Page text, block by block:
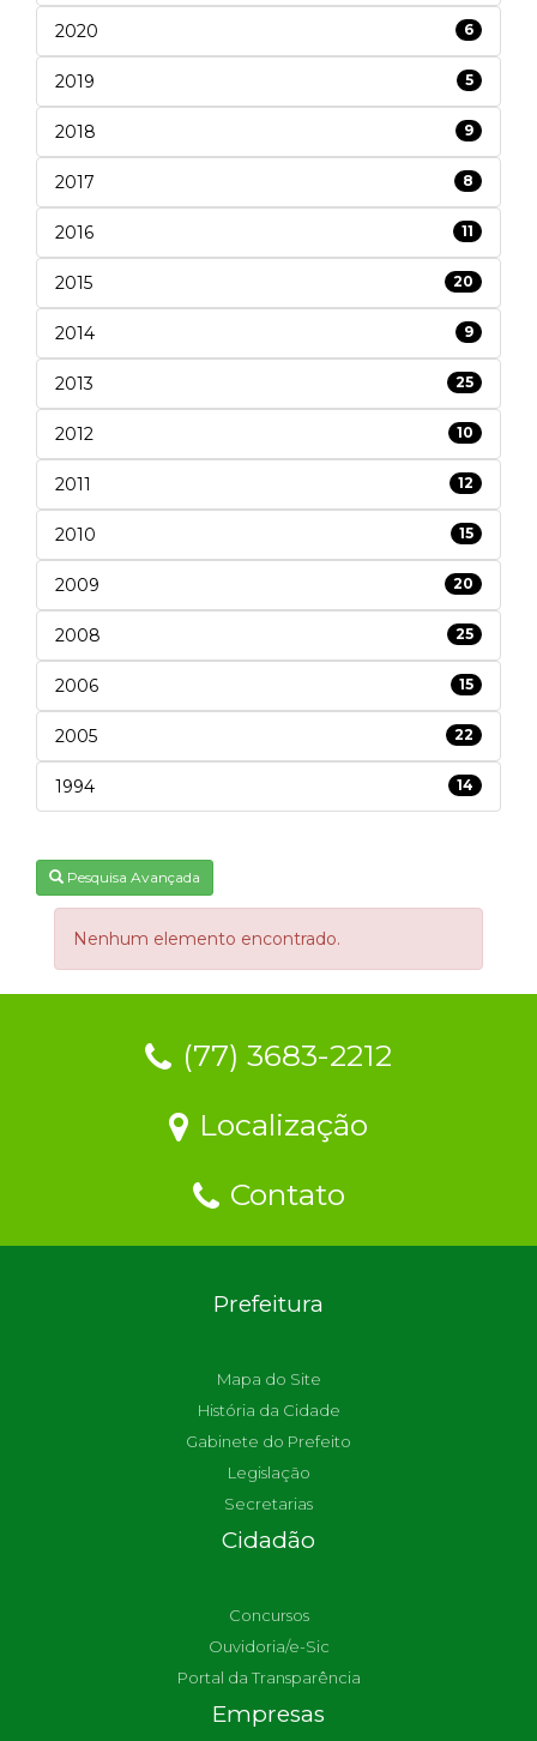
2020 6
2019 5
2018 9
2017 8
2016 11
2015 20
2014 9
2013 25
2012 10
2011 12
2010 15
2009 20
2008 25
2006 15
2005 22
1994 14
Pesquisa Avançada
Nenhum elemento encontrado.
(77) 3683-2212
Localização
Contato
Prefeitura
Mapa do Site
História da Cidade
Gabinete do Prefeito
Legislação
Secretarias
Cidadão
Concursos
Ouvidoria/e-Sic
Portal da Transparência
Empresas